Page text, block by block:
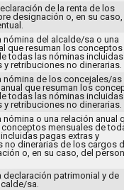
de la renta de los
designación o, en su
nómina del alcalde/sa o una
que resuman los conceptos
todas las nóminas incluidas
y retribuciones no dinerarias.
nómina de los concejales/as
que resuman los
todas las nóminas incluidas
y retribuciones no dinerarias.
nómina o una relación anual
mensuales de
pagas extras y
no dinerarias de los cargos
o, en su caso, del
declaración patrimonial y de
sa.